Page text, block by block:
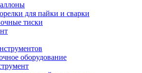
для пайки и сварки
тиски
оборудование